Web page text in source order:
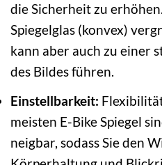
die Sicherheit zu
Spiegelglas (konvex)
kann aber auch zu einer
des Bildes führen.
Einstellbarkeit:
meisten E-Bike Spiegel
neigbar, sodass Sie den